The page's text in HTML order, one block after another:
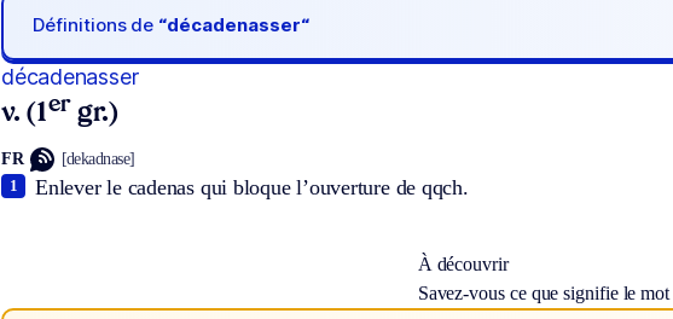
Définitions de “décadenasser“
décadenasser
v. (1er gr.)
FR [dekadnase]
Enlever le cadenas qui bloque l’ouverture de qqch.
1
À découvrir
Savez-vous ce que signifie le mot